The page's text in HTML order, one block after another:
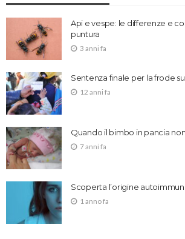
Api e vespe: le differenze e
puntura
3 anni fa
Sentenza finale per la frode
12 anni fa
Quando il bimbo in pancia
7 anni fa
Scoperta l’origine
1 anno fa